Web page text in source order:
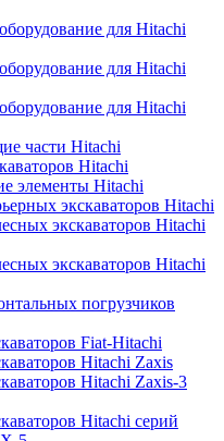
для Hitachi
для Hitachi
для Hitachi
части Hitachi
Hitachi
элементы Hitachi
экскаваторов Hitachi
экскаваторов Hitachi
экскаваторов Hitachi
погрузчиков
Fiat-Hitachi
Hitachi Zaxis
Hitachi Zaxis-3
Hitachi серий